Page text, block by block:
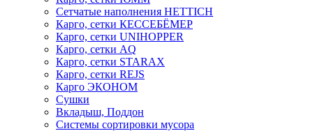
Сетчатые наполнения HETTICH
Карго, сетки КЕССЕБЁМЕР
Карго, сетки UNIHOPPER
Карго, сетки AQ
Карго, сетки STARAX
Карго, сетки REJS
Карго ЭКОНОМ
Сушки
Вкладыш, Поддон
Системы сортировки мусора